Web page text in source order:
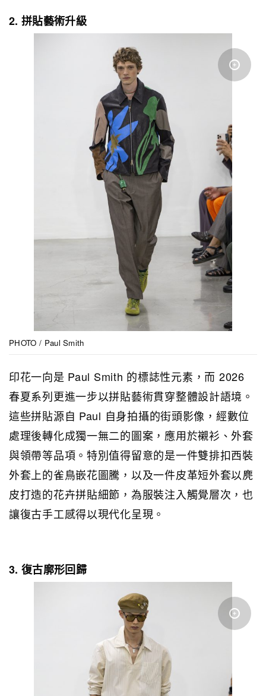
2. 拼貼藝術升級
PHOTO / Paul Smith
印花一向是 Paul Smith 的標誌性元素，而 2026
春夏系列更進一步以拼貼藝術貫穿整體設計語境。
這些拼貼源自 Paul 自身拍攝的街頭影像，經數位
處理後轉化成獨一無二的圖案，應用於襯衫、外套
與領帶等品項。特別值得留意的是一件雙排扣西裝
外套上的雀鳥嵌花圖騰，以及一件皮革短外套以麂
皮打造的花卉拼貼細節，為服裝注入觸覺層次，也
讓復古手工感得以現代化呈現。
3. 復古廓形回歸